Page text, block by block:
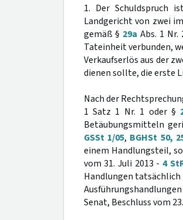
1. Der Schuldspruch
Landgericht von zwei
gemäß § 29a Abs. 1
Tateinheit verbunden,
Verkaufserlös aus der
dienen sollte, die erste
Nach der
1 Satz 1 Nr. 1 oder §
Betäubungsmitteln
GSSt 1/05, BGHSt 50,
einem Handlungsteil,
vom 31. Juli 2013 -4
Handlungen
Senat, Beschluss vom